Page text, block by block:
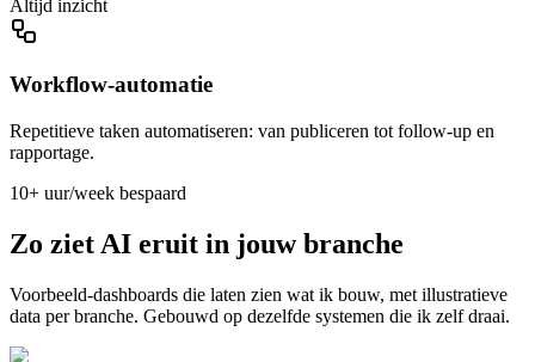
Altijd inzicht
Workflow-automatie
Repetitieve taken automatiseren: van publiceren tot follow-up en
rapportage.
10+ uur/week bespaard
Zo ziet AI eruit in jouw branche
Voorbeeld-dashboards die laten zien wat ik bouw, met illustratieve
data per branche. Gebouwd op dezelfde systemen die ik zelf draai.